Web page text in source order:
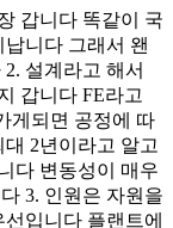
갑니다 똑같이 국
니다 그래서 왠
설계라고 해서
갑니다 FE라고
게되면 공정에 따
2년이라고 알고
다 변동성이 매우
3. 인원은 자원을
입니다 플랜트에